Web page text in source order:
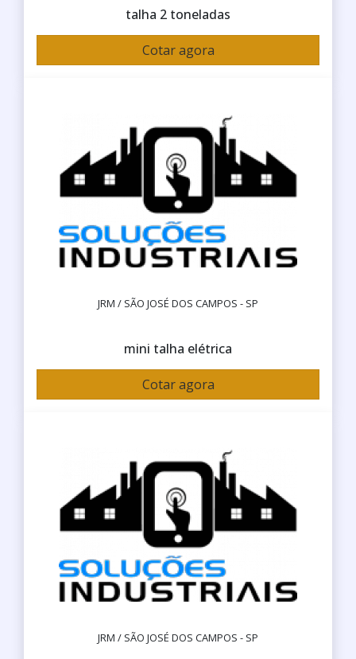
talha 2 toneladas
Cotar agora
JRM / SÃO JOSÉ DOS CAMPOS - SP
mini talha elétrica
Cotar agora
JRM / SÃO JOSÉ DOS CAMPOS - SP